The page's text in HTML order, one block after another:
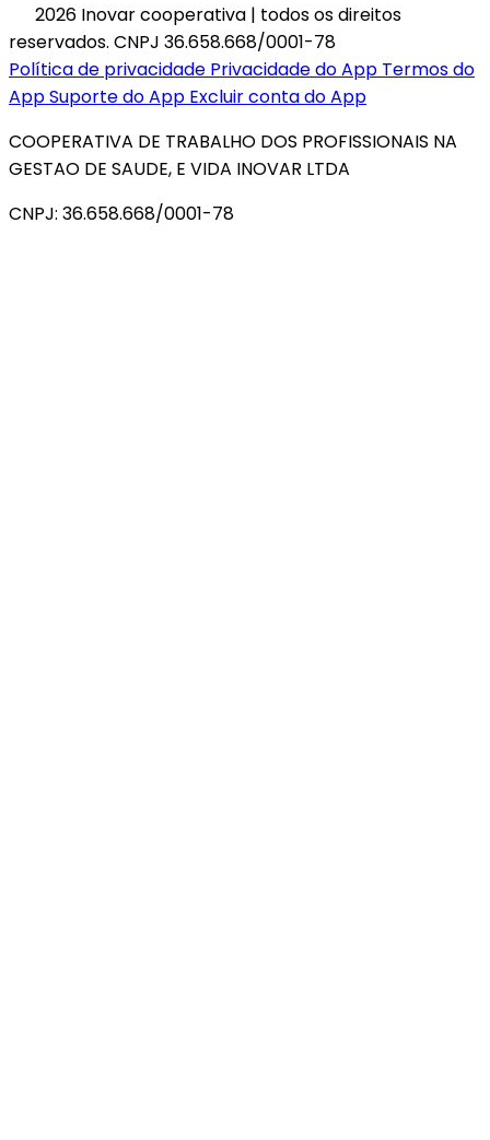
2026 Inovar cooperativa | todos os direitos
reservados. CNPJ 36.658.668/0001-78
Política de privacidade Privacidade do App Termos do
AppSuporte do App Excluir conta do App
COOPERATIVA DE TRABALHO DOS PROFISSIONAIS NA
GESTAO DE SAUDE, E VIDA INOVAR LTDA
CNPJ: 36.658.668/0001-78